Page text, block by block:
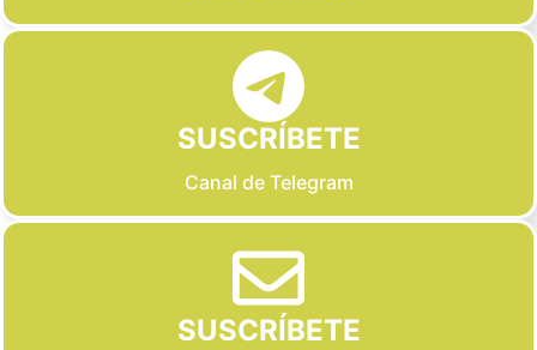
SUSCRÍBETE
Canal de Telegram
SUSCRÍBETE